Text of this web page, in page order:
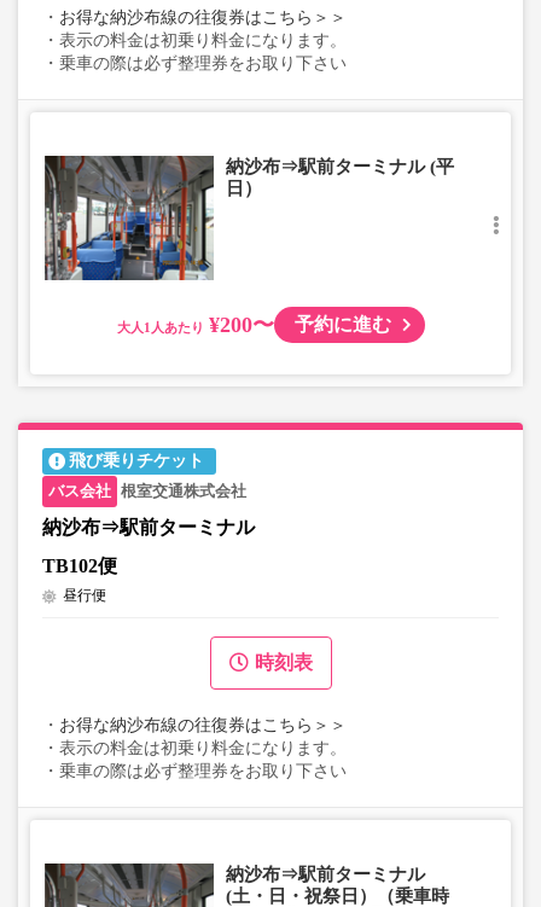
・ お得な納沙布線の往復券はこちら＞＞
・表示の料金は初乗り料金になります。
・乗車の際は必ず整理券をお取り下さい
納沙布⇒駅前ターミナル (平
日）
大人 ¥200〜 予約に進む
飛び乗りチケット
根室交通株式会社
納沙布⇒駅前ターミナル
TB102便
昼行便
時刻表
・ お得な納沙布線の往復券はこちら＞＞
・表示の料金は初乗り料金になります。
・乗車の際は必ず整理券をお取り下さい
納沙布⇒駅前ターミナル
(土・日・祝祭日）（乗車時